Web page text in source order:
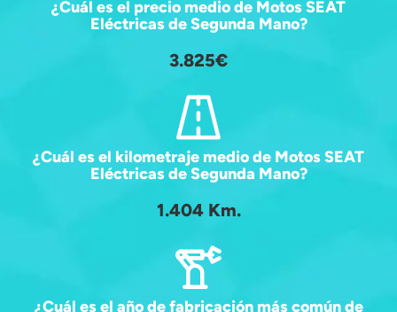
¿Cuál es el precio medio de Motos SEAT
Eléctricas de Segunda Mano?
3.825€
¿Cuál es el kilometraje medio de Motos SEAT
Eléctricas de Segunda Mano?
1.404 Km.
¿Cuál es el año de fabricación más común de